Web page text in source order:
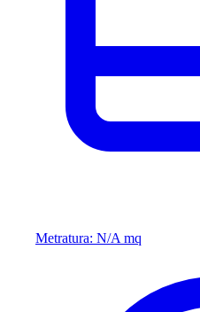
Metratura: N/A mq